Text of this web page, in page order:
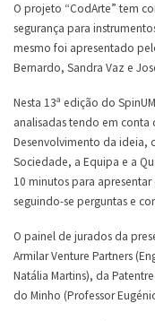
O projeto “CodArte” tem
segurança para
mesmo foi apresentado
Bernardo, Sandra Vaz e
Nesta 13ª edição do
analisadas tendo em
Desenvolvimento da ideia,
Sociedade, a Equipa e a
10 minutos para
seguindo-se perguntas e
O painel de jurados da
Armilar Venture Partners
Natália Martins), da
do Minho (Professor